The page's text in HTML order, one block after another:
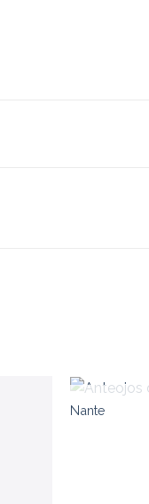
Nante